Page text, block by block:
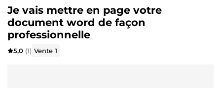
Je vais mettre en page votre
document word de façon
professionnelle
5,0 (1) Vente1